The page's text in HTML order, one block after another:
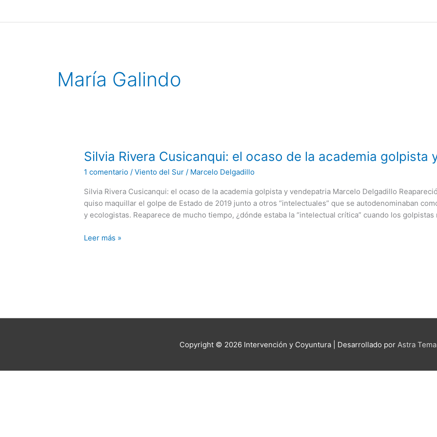
María Galindo
Silvia Rivera Cusicanqui: el ocaso de la academia golpista
1 comentario /Viento del Sur / Marcelo Delgadillo
Silvia Rivera Cusicanqui: el ocaso de la academia golpista y vendepatria Marcelo Delgadillo
quiso maquillar el golpe de Estado de 2019 junto a otros “intelectuales” que se autodenominaban
y ecologistas. Reaparece de mucho tiempo, ¿dónde estaba la “intelectual crítica” cuando los
Silvia
Cusicanqui:
el
ocaso
de
academia
Leer más »
Copyright © 2026 Intervención y Coyuntura| Desarrollado por Astra